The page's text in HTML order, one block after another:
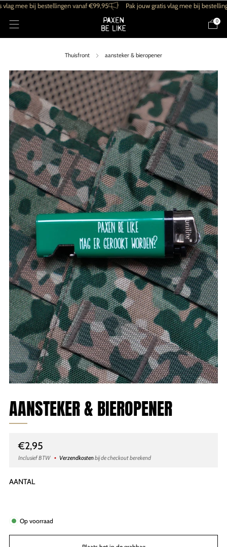
mee bij bestellingen vanaf €99,95 Pak jouw gratis vlag mee bij bestellingen
0
Thuisfront aansteker & bieropener
AANSTEKER & BIEROPENER
Normale
prijs
€2,95
Inclusief BTW Verzendkostenbij de checkout berekend
AANTAL
Op voorraad